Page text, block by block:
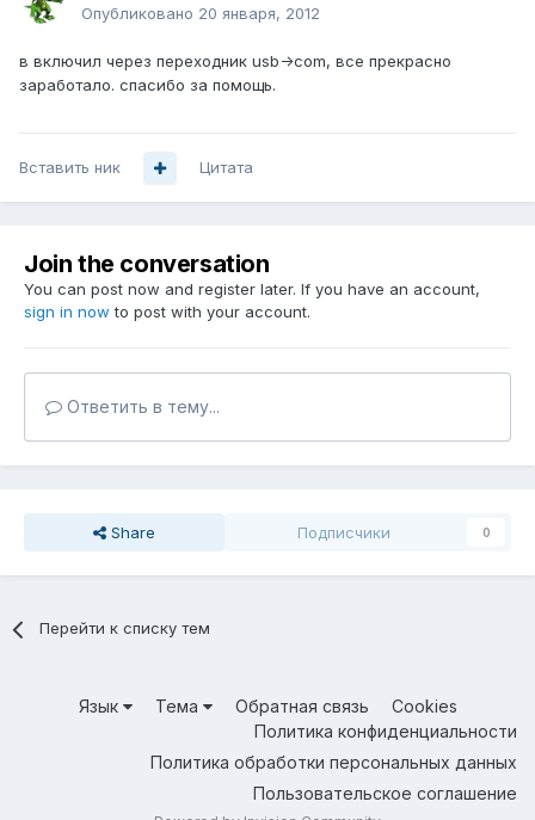
Опубликовано 20 января, 2012
в включил через переходник usb->com, все прекрасно
заработало. спасибо за помощь.
Вставить ник Цитата
Join the conversation
You can post now and register later. If you have an account,
sign in now to post with your account.
Ответить в тему...
Share Подписчики 0
Перейти к списку тем
Язык Тема Обратная связь
Cookies
Политика конфиденциальности
Политика обработки персональных данных
Пользовательское соглашение